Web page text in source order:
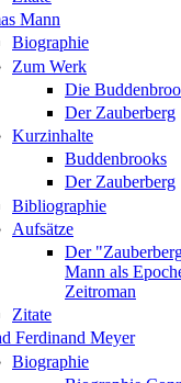
Mann
Biographie
Zum Werk
Die
Der Zauberberg
Kurzinhalte
Buddenbrooks
Der Zauberberg
Bibliographie
Aufsätze
Der
Mann als
Zeitroman
Zitate
Ferdinand Meyer
Biographie